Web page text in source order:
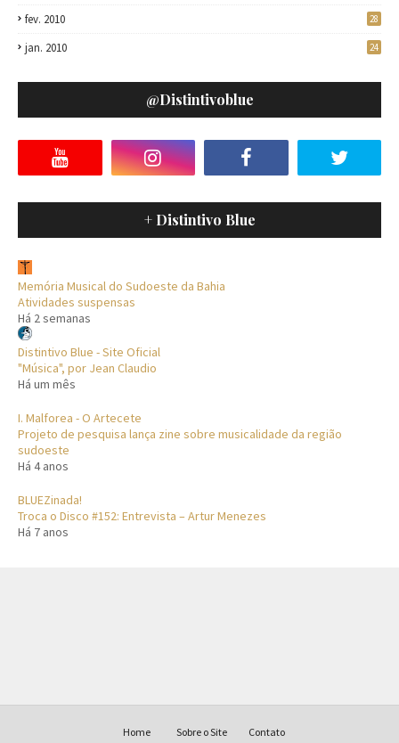
fev. 2010 28
jan. 2010 24
@distintivoblue
+ Distintivo Blue
Memória Musical do Sudoeste da Bahia
Atividades suspensas
Há 2 semanas
Distintivo Blue - Site Oficial
"Música", por Jean Claudio
Há um mês
I. Malforea - O Artecete
Projeto de pesquisa lança zine sobre musicalidade da região
sudoeste
Há 4 anos
BLUEZinada!
Troca o Disco #152: Entrevista – Artur Menezes
Há 7 anos
Home Sobre o Site Contato